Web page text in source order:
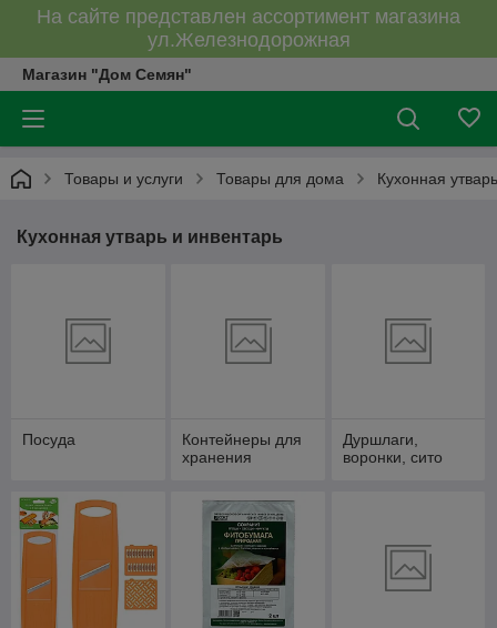
На сайте представлен ассортимент магазина
ул.Железнодорожная
Магазин "Дом Семян"
Товары и услуги Товары для дома Кухонная
Кухонная утварь и инвентарь
Посуда
Контейнеры для
хранения
Дуршлаги,
воронки, сито